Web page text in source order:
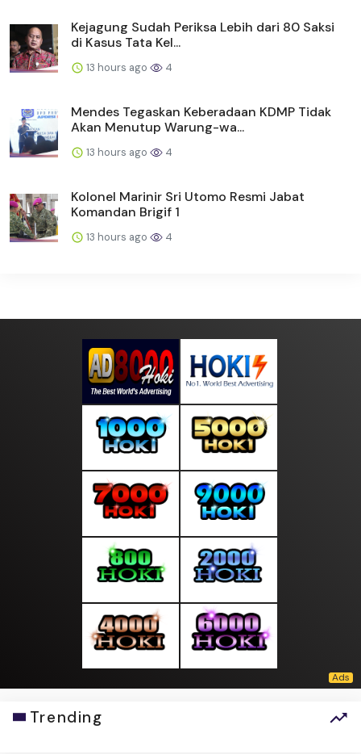
Kejagung Sudah Periksa Lebih dari 80 Saksi
di Kasus Tata Kel...
13 hours ago 4
Mendes Tegaskan Keberadaan KDMP Tidak
Akan Menutup Warung-wa...
13 hours ago 4
Kolonel Marinir Sri Utomo Resmi Jabat
Komandan Brigif 1
13 hours ago 4
Trending